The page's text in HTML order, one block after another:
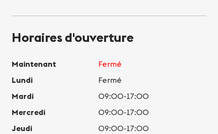
Horaires d'ouverture
Maintenant
Fermé
Lundi
Fermé
Mardi
09:00-17:00
Mercredi
09:00-17:00
Jeudi
09:00-17:00